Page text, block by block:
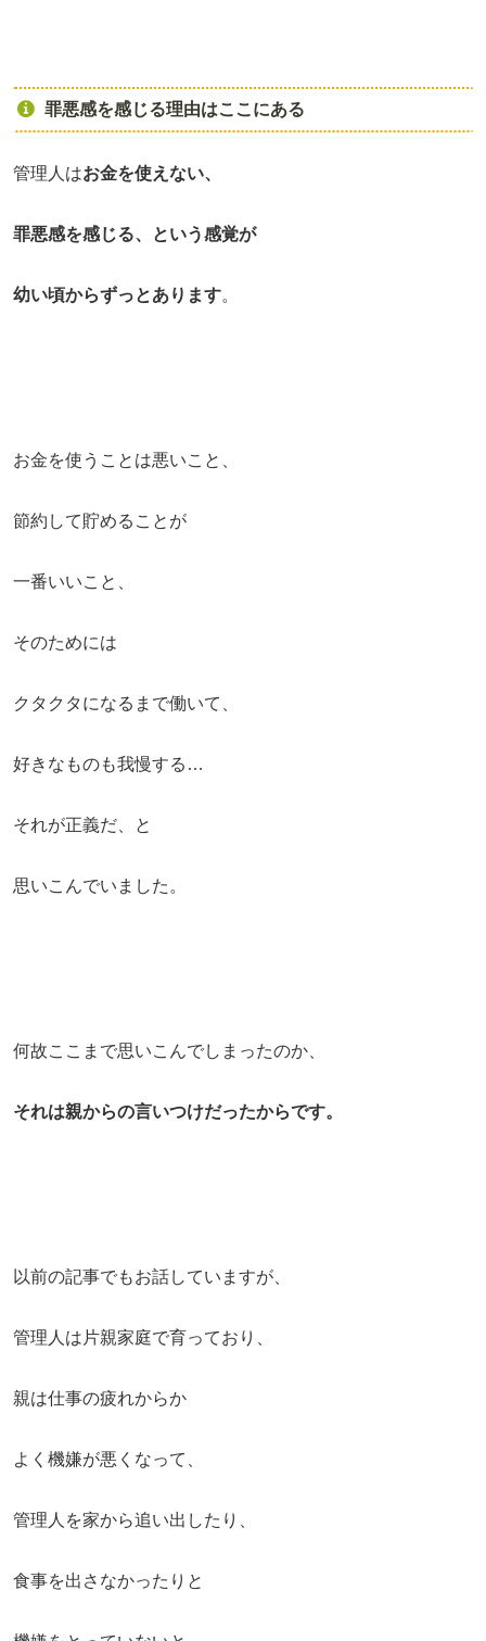
罪悪感を感じる理由はここにある
管理人はお金を使えない、
罪悪感を感じる、という感覚が
幼い頃からずっとあります。
お金を使うことは悪いこと、
節約して貯めることが
一番いいこと、
そのためには
クタクタになるまで働いて、
好きなものも我慢する…
それが正義だ、と
思いこんでいました。
何故ここまで思いこんでしまったのか、
それは親からの言いつけだったからです。
以前の記事でもお話していますが、
管理人は片親家庭で育っており、
親は仕事の疲れからか
よく機嫌が悪くなって、
管理人を家から追い出したり、
食事を出さなかったりと